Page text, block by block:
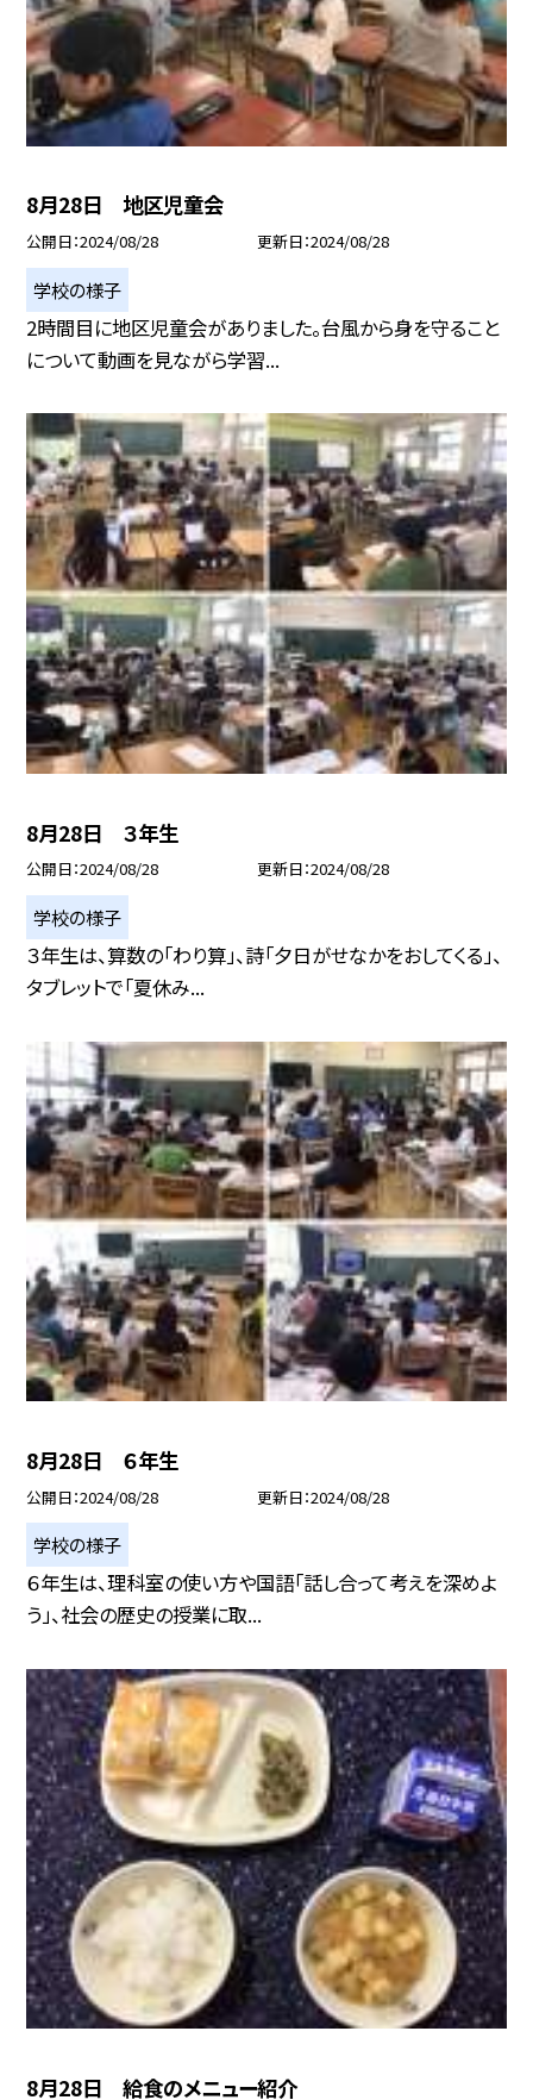
8月28日 地区児童会
公開日 2024/08/28 更新日 2024/08/28
学校の様子
2時間目に地区児童会がありました。台風から身を守ること
について動画を見ながら学習...
8月28日 ３年生
公開日 2024/08/28 更新日 2024/08/28
学校の様子
３年生は、算数の「わり算」、詩「夕日がせなかをおしてくる」、
タブレットで「夏休み...
8月28日 ６年生
公開日 2024/08/28 更新日 2024/08/28
学校の様子
６年生は、理科室の使い方や国語「話し合って考えを深めよ
う」、社会の歴史の授業に取...
8月28日 給食のメニュー紹介